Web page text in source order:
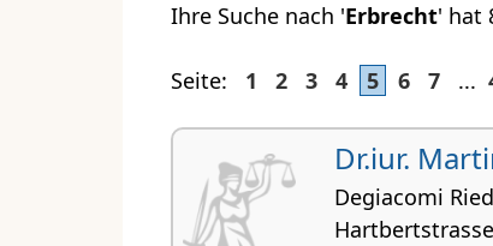
Ihre Suche nach 'Erbrecht' hat
Seite: 1 2 3 4 5 6 7 ...
Dr.iur.
Degiacomi